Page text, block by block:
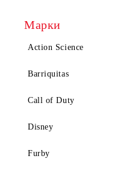
Марки
Action Science
Barriquitas
Call of Duty
Disney
Furby